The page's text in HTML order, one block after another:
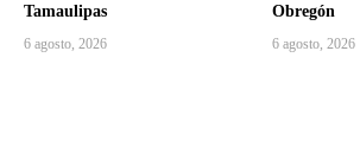
Tamaulipas
6 agosto, 2026
Obregón
6 agosto, 2026